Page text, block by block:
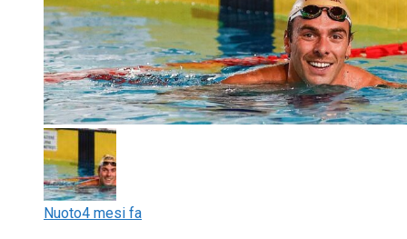
Nuoto4 mesi fa